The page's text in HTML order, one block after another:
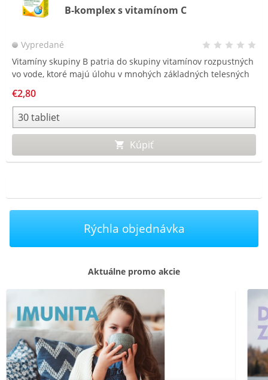
B-komplex s vitamínom C
Vypredané
Vitamíny skupiny B patria do skupiny vitamínov rozpustných
vo vode, ktoré majú úlohu v mnohých základných telesných
pri varení alebo spracovaní potravín.
€2,80
Kúpiť
Rýchla objednávka
Aktuálne promo akcie